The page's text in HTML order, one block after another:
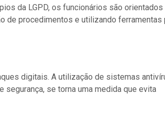
da LGPD, os funcionários são orientados
de procedimentos e utilizando ferramentas
digitais. A utilização de sistemas
se torna uma medida que evita